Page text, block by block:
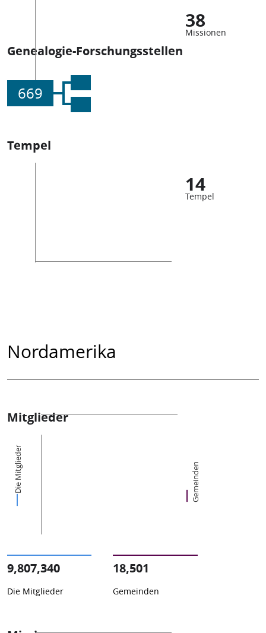
38
Missionen
Genealogie-Forschungsstellen
669
Tempel
14
Tempel
Nordamerika
Mitglieder
Die Mitglieder Gemeinden
9,807,340
Die Mitglieder
18,501
Gemeinden